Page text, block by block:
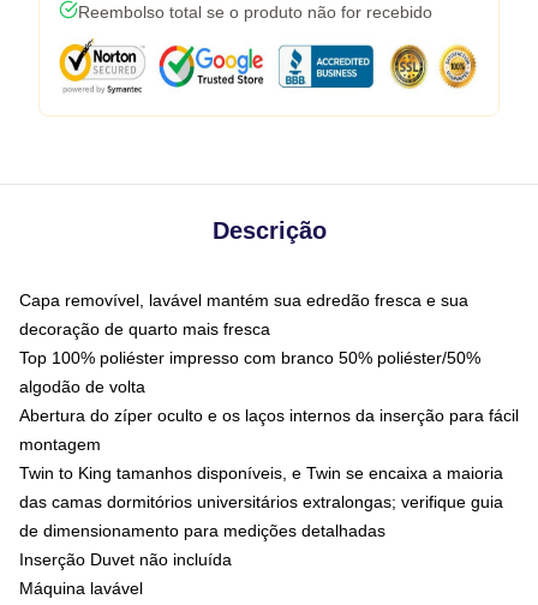
Reembolso total se o produto não for recebido
Descrição
Capa removível, lavável mantém sua edredão fresca e sua
decoração de quarto mais fresca
Top 100% poliéster impresso com branco 50% poliéster/50%
algodão de volta
Abertura do zíper oculto e os laços internos da inserção para fácil
montagem
Twin to King tamanhos disponíveis, e Twin se encaixa a maioria
das camas dormitórios universitários extralongas; verifique guia
de dimensionamento para medições detalhadas
Inserção Duvet não incluída
Máquina lavável